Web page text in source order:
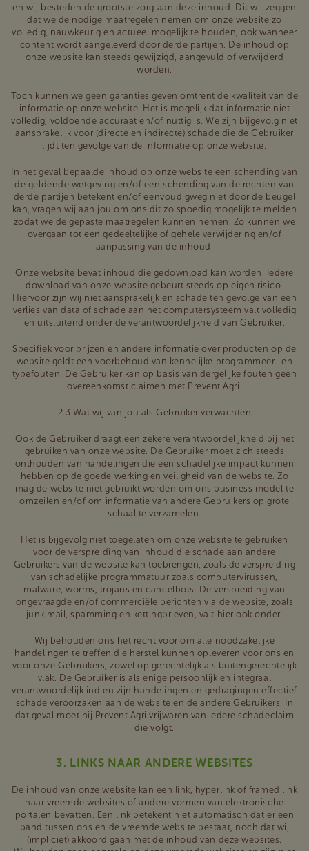
en wij besteden de grootste zorg aan deze inhoud. Dit wil zeggen
dat we de nodige maatregelen nemen om onze website zo
volledig, nauwkeurig en actueel mogelijk te houden, ook wanneer
content wordt aangeleverd door derde partijen. De inhoud op
onze website kan steeds gewijzigd, aangevuld of verwijderd
worden.
Toch kunnen we geen garanties geven omtrent de kwaliteit van de
informatie op onze website. Het is mogelijk dat informatie niet
volledig, voldoende accuraat en/of nuttig is. We zijn bijgevolg niet
aansprakelijk voor (directe en indirecte) schade die de Gebruiker
lijdt ten gevolge van de informatie op onze website.
In het geval bepaalde inhoud op onze website een schending van
de geldende wetgeving en/of een schending van de rechten van
derde partijen betekent en/of eenvoudigweg niet door de beugel
kan, vragen wij aan jou om ons dit zo spoedig mogelijk te melden
zodat we de gepaste maatregelen kunnen nemen. Zo kunnen we
overgaan tot een gedeeltelijke of gehele verwijdering en/of
aanpassing van de inhoud.
Onze website bevat inhoud die gedownload kan worden. Iedere
download van onze website gebeurt steeds op eigen risico.
Hiervoor zijn wij niet aansprakelijk en schade ten gevolge van een
verlies van data of schade aan het computersysteem valt volledig
en uitsluitend onder de verantwoordelijkheid van Gebruiker.
Specifiek voor prijzen en andere informatie over producten op de
website geldt een voorbehoud van kennelijke programmeer- en
typefouten. De Gebruiker kan op basis van dergelijke fouten geen
overeenkomst claimen met Prevent Agri.
2.3 Wat wij van jou als Gebruiker verwachten
Ook de Gebruiker draagt een zekere verantwoordelijkheid bij het
gebruiken van onze website. De Gebruiker moet zich steeds
onthouden van handelingen die een schadelijke impact kunnen
hebben op de goede werking en veiligheid van de website. Zo
mag de website niet gebruikt worden om ons business model te
omzeilen en/of om informatie van andere Gebruikers op grote
schaal te verzamelen.
Het is bijgevolg niet toegelaten om onze website te gebruiken
voor de verspreiding van inhoud die schade aan andere
Gebruikers van de website kan toebrengen, zoals de verspreiding
van schadelijke programmatuur zoals computervirussen,
malware, worms, trojans en cancelbots. De verspreiding van
ongevraagde en/of commerciële berichten via de website, zoals
junk mail, spamming en kettingbrieven, valt hier ook onder.
Wij behouden ons het recht voor om alle noodzakelijke
handelingen te treffen die herstel kunnen opleveren voor ons en
voor onze Gebruikers, zowel op gerechtelijk als buitengerechtelijk
vlak. De Gebruiker is als enige persoonlijk en integraal
verantwoordelijk indien zijn handelingen en gedragingen effectief
schade veroorzaken aan de website en de andere Gebruikers. In
dat geval moet hij Prevent Agri vrijwaren van iedere schadeclaim
die volgt.
3. LINKS NAAR ANDERE WEBSITES
De inhoud van onze website kan een link, hyperlink of framed link
naar vreemde websites of andere vormen van elektronische
portalen bevatten. Een link betekent niet automatisch dat er een
band tussen ons en de vreemde website bestaat, noch dat wij
(impliciet) akkoord gaan met de inhoud van deze websites.